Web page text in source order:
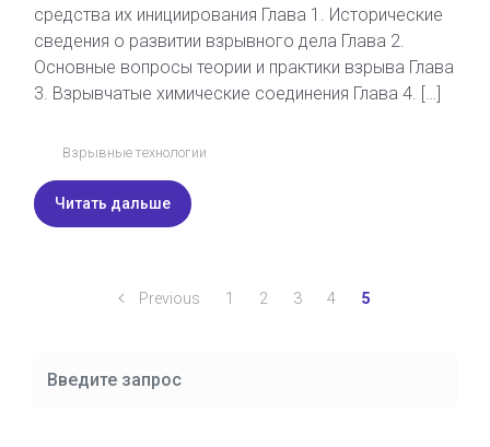
средства их инициирования Глава 1. Исторические
сведения о развитии взрывного дела Глава 2.
Основные вопросы теории и практики взрыва Глава
3. Взрывчатые химические соединения Глава 4. […]
Взрывные технологии
Читать дальше
Previous 1 2 3 4 5